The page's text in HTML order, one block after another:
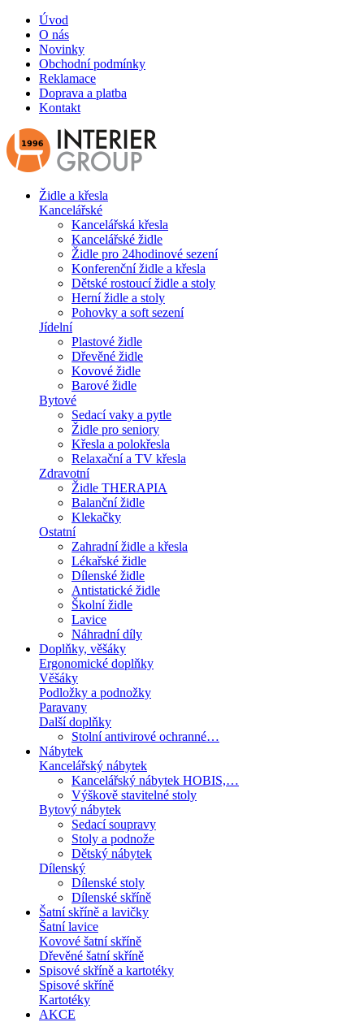
Úvod
O nás
Novinky
Obchodní podmínky
Reklamace
Doprava a platba
Kontakt
Židle a křesla
Kancelářské
Kancelářská křesla
Kancelářské židle
Židle pro 24hodinové sezení
Konferenční židle a křesla
Dětské rostoucí židle a stoly
Herní židle a stoly
Pohovky a soft sezení
Jídelní
Plastové židle
Dřevěné židle
Kovové židle
Barové židle
Bytové
Sedací vaky a pytle
Židle pro seniory
Křesla a polokřesla
Relaxační a TV křesla
Zdravotní
Židle THERAPIA
Balanční židle
Klekačky
Ostatní
Zahradní židle a křesla
Lékařské židle
Dílenské židle
Antistatické židle
Školní židle
Lavice
Náhradní díly
Doplňky, věšáky
Ergonomické doplňky
Věšáky
Podložky a podnožky
Paravany
Další doplňky
Stolní antivirové ochranné…
Nábytek
Kancelářský nábytek
Kancelářský nábytek HOBIS,…
Výškově stavitelné stoly
Bytový nábytek
Sedací soupravy
Stoly a podnože
Dětský nábytek
Dílenský
Dílenské stoly
Dílenské skříně
Šatní skříně a lavičky
Šatní lavice
Kovové šatní skříně
Dřevěné šatní skříně
Spisové skříně a kartotéky
Spisové skříně
Kartotéky
AKCE